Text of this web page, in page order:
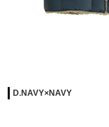
D.NAVY×NAVY